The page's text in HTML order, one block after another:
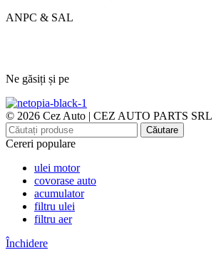
ANPC & SAL
Ne găsiți și pe
© 2026 Cez Auto | CEZ AUTO PARTS SRL
Căutare
Cereri populare
ulei motor
covorase auto
acumulator
filtru ulei
filtru aer
Închidere